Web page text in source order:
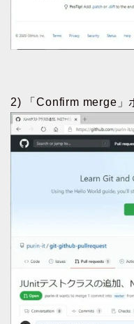
2) 「Confirm merge」